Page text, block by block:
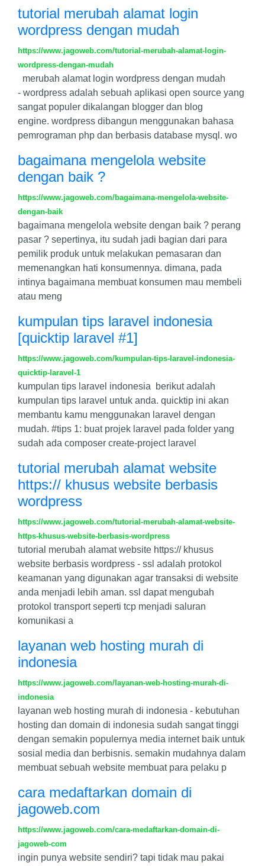
tutorial merubah alamat login
wordpress dengan mudah
https://www.jagoweb.com/tutorial-merubah-alamat-login-
wordpress-dengan-mudah
merubah alamat login wordpress dengan mudah
- wordpress adalah sebuah aplikasi open source yang
sangat populer dikalangan blogger dan blog
engine. wordpress dibangun menggunakan bahasa
pemrograman php dan berbasis database mysql. wo
bagaimana mengelola website
dengan baik ?
https://www.jagoweb.com/bagaimana-mengelola-website-
dengan-baik
bagaimana mengelola website dengan baik ? perang
pasar ? sepertinya, itu sudah jadi bagian dari para
pemilik produk untuk melakukan pemasaran dan
memenangkan hati konsumennya. dimana, pada
intinya bagaimana membuat konsumen mau membeli
atau meng
kumpulan tips laravel indonesia
[quicktip laravel #1]
https://www.jagoweb.com/kumpulan-tips-laravel-indonesia-
quicktip-laravel-1
kumpulan tips laravel indonesia berikut adalah
kumpulan tips laravel untuk anda. quicktip ini akan
membantu kamu menggunakan laravel dengan
mudah. #tips 1: buat projek laravel pada folder yang
sudah ada composer create-project laravel
tutorial merubah alamat website
https:// khusus website berbasis
wordpress
https://www.jagoweb.com/tutorial-merubah-alamat-website-
https-khusus-website-berbasis-wordpress
tutorial merubah alamat website https:// khusus
website berbasis wordpress - ssl adalah protokol
keamanan yang digunakan agar transaksi di website
anda menjadi lebih aman. ssl dapat mengubah
protokol transport seperti tcp menjadi saluran
komunikasi a
layanan web hosting murah di
indonesia
https://www.jagoweb.com/layanan-web-hosting-murah-di-
indonesia
layanan web hosting murah di indonesia - kebutuhan
hosting dan domain di indonesia sudah sangat tinggi
dengan semakin populernya media internet baik untuk
sosial media dan berbisnis. semakin mudahnya dalam
membuat sebuah website membuat para pelaku p
cara medaftarkan domain di
jagoweb.com
https://www.jagoweb.com/cara-medaftarkan-domain-di-
jagoweb-com
ingin punya website sendiri? tapi tidak mau pakai